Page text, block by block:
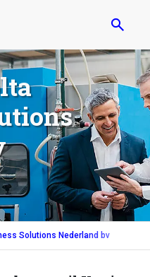
Solutions Nederland bv